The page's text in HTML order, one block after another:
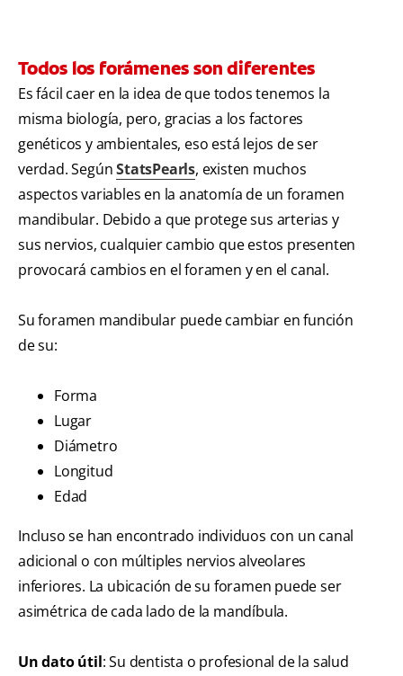
Todos los forámenes son diferentes
Es fácil caer en la idea de que todos tenemos la
misma biología, pero, gracias a los factores
genéticos y ambientales, eso está lejos de ser
verdad. SegúnStatsPearls, existen muchos
aspectos variables en la anatomía de un foramen
mandibular. Debido a que protege sus arterias y
sus nervios, cualquier cambio que estos presenten
provocará cambios en el foramen y en el canal.
Su foramen mandibular puede cambiar en función
de su:
Forma
Lugar
Diámetro
Longitud
Edad
Incluso se han encontrado individuos con un canal
adicional o con múltiples nervios alveolares
inferiores. La ubicación de su foramen puede ser
asimétrica de cada lado de la mandíbula.
Un dato útil: Su dentista o profesional de la salud